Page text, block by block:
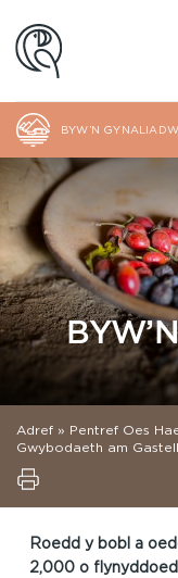
BYW’N
Adref » Pentref Oes
Gwybodaeth am
Roedd y bobl a
2,000 o